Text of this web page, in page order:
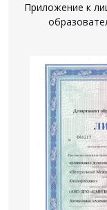
Приложение к